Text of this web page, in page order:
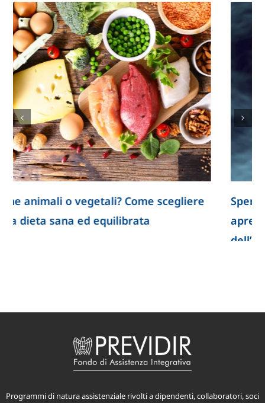
Spermatozoi creati in laboratorio: la ricerca
apre nuove prospettive per lo studio